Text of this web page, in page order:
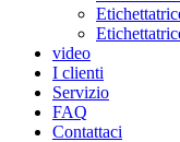
video
I clienti
Servizio
FAQ
Contattaci